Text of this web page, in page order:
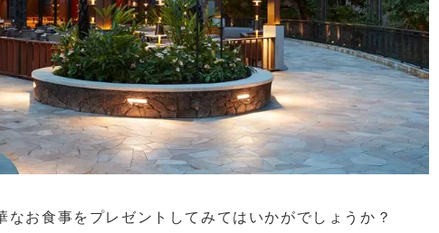
お食事をプレゼントしてみてはいかがでしょうか？